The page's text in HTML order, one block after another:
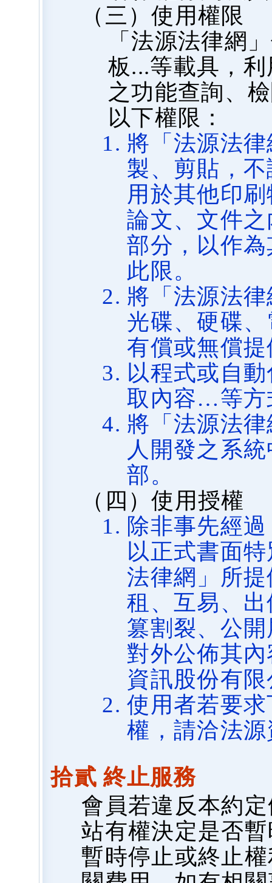
（三）使用權限
「法源法律網
板...等載具，
之功能查詢、
以下權限：
將「法源法
製、剪貼，
用於其他印
論文、文件
部分，以作
此限。
將「法源法
光碟、硬碟
有償或無償
以程式或自
取內容…等方
將「法源法
人開發之系
部。
（四）使用授權
除非事先經
以正式書面
法律網」所
租、互易、
篡割裂、公
對外公佈其
資訊股份有
使用者若要
權，請洽法
拾貳 終止服務
會員若違反本約
站有權決定是否
暫時停止或終止